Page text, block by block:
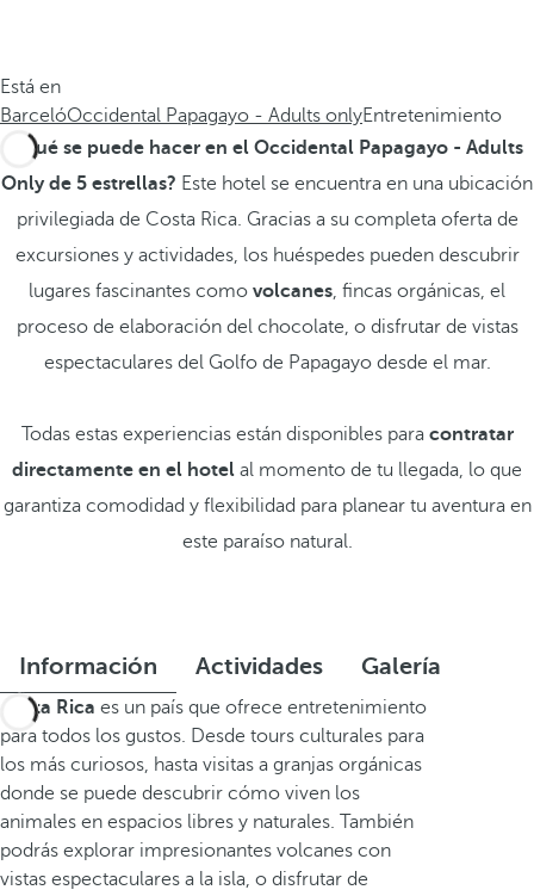
Está en
BarcelóOccidental Papagayo - Adults onlyEntretenimiento
¿Qué se puede hacer en el Occidental Papagayo - Adults
Only de 5 estrellas? Este hotel se encuentra en una ubicación
privilegiada de Costa Rica. Gracias a su completa oferta de
excursiones y actividades, los huéspedes pueden descubrir
lugares fascinantes como volcanes, fincas orgánicas, el
proceso de elaboración del chocolate, o disfrutar de vistas
espectaculares del Golfo de Papagayo desde el mar.
Todas estas experiencias están disponibles para contratar
directamente en el hotel al momento de tu llegada, lo que
garantiza comodidad y flexibilidad para planear tu aventura en
este paraíso natural.
Información Actividades Galería
Costa Rica es un país que ofrece entretenimiento
para todos los gustos. Desde tours culturales para
los más curiosos, hasta visitas a granjas orgánicas
donde se puede descubrir cómo viven los
animales en espacios libres y naturales. También
podrás explorar impresionantes volcanes con
vistas espectaculares a la isla, o disfrutar de